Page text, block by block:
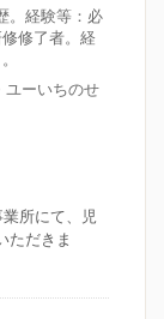
。経験等：必
修了者。経
ーいちのせ
所にて、児
ただきま